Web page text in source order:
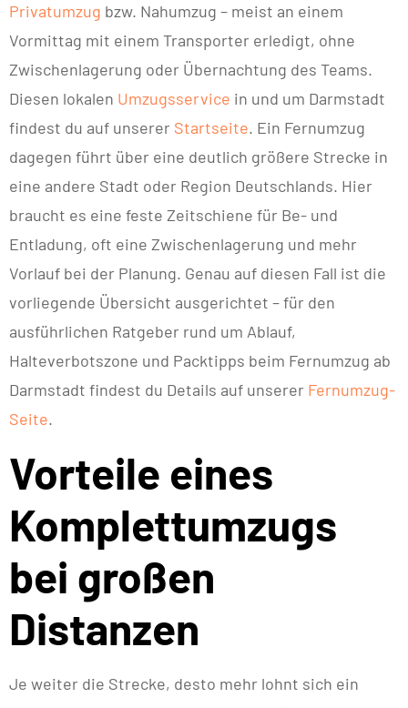
Privatumzug bzw. Nahumzug – meist an einem
Vormittag mit einem Transporter erledigt, ohne
Zwischenlagerung oder Übernachtung des Teams.
Diesen lokalen Umzugsservice in und um Darmstadt
findest du auf unserer Startseite. Ein Fernumzug
dagegen führt über eine deutlich größere Strecke in
eine andere Stadt oder Region Deutschlands. Hier
braucht es eine feste Zeitschiene für Be- und
Entladung, oft eine Zwischenlagerung und mehr
Vorlauf bei der Planung. Genau auf diesen Fall ist die
vorliegende Übersicht ausgerichtet – für den
ausführlichen Ratgeber rund um Ablauf,
Halteverbotszone und Packtipps beim Fernumzug ab
Darmstadt findest du Details auf unserer Fernumzug-
Seite.
Vorteile eines
Komplettumzugs
bei großen
Distanzen
Je weiter die Strecke, desto mehr lohnt sich ein